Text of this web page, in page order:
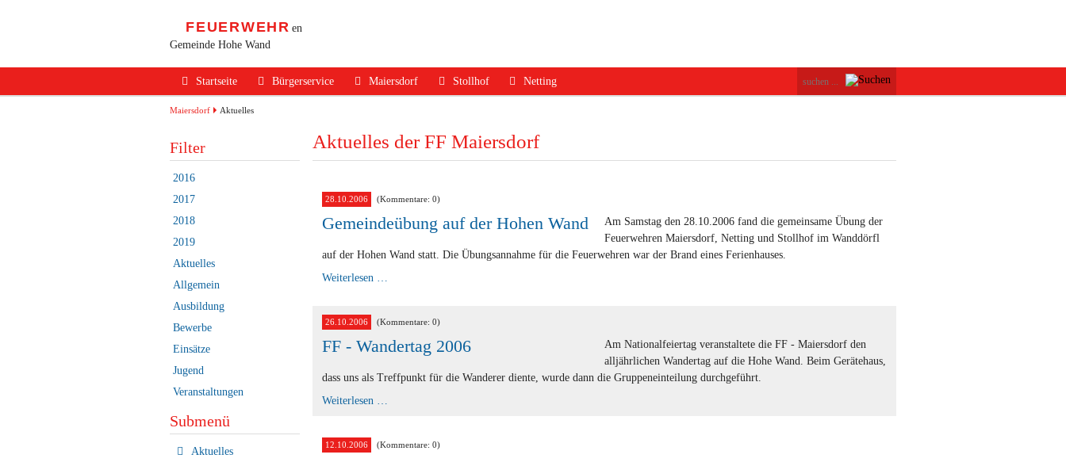
FEUERWEHR en
Gemeinde Hohe Wand
überspringen
Startseite Bürgerservice
Verhalten im Brandfall
Sicherheits Tipps
Verkehrsunfälle
Maiersdorf
Mannschaft
Ausrüstung
Termine
Geschichte
Kontakt
Stollhof
Mannschaft
Termine
Geschichte
Netting
Mannschaft
Geschichte
Kontakt
Maiersdorf Aktuelles
Aktuelles der FF Maiersdorf
28.10.2006 (Kommentare: 0)
Gemeindeübung auf der Hohen Wand
Am Samstag den 28.10.2006 fand die gemeinsame Übung der
Feuerwehren Maiersdorf, Netting und Stollhof im Wanddörfl
auf der Hohen Wand statt. Die Übungsannahme für die Feuerwehren war der Brand eines Ferienhauses.
Weiterlesen …
Wand
26.10.2006 (Kommentare: 0)
FF - Wandertag 2006
Am Nationalfeiertag veranstaltete die FF - Maiersdorf den
alljährlichen Wandertag auf die Hohe Wand. Beim Gerätehaus,
dass uns als Treffpunkt für die Wanderer diente, wurde dann die Gruppeneinteilung durchgeführt.
Weiterlesen …
12.10.2006 (Kommentare: 0)
Filter
2016
2017
2018
2019
Aktuelles
Allgemein
Ausbildung
Bewerbe
Einsätze
Jugend
Veranstaltungen
Submenü
Navigation
Aktuelles